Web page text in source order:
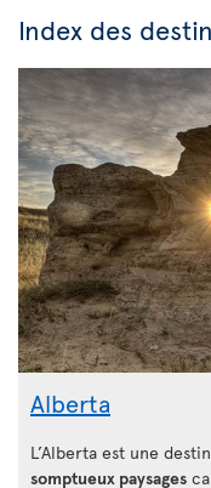
Index des
Alberta
L’Alberta est une
somptueux paysages